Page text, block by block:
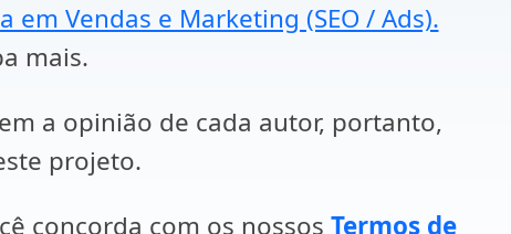
em Vendas e Marketing (SEO / Ads).
mais.
a opinião de cada autor, portanto,
projeto.
concorda com os nossos Termos de